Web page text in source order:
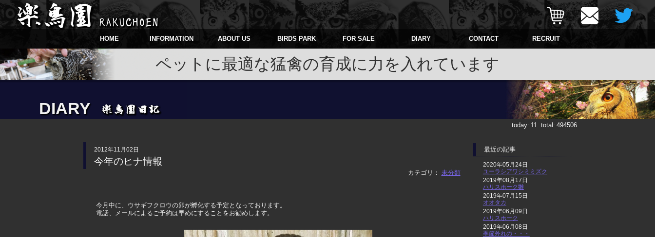
HOME INFORMATION ABOUT US BIRDS PARK FOR SALE DIARY CONTACT RECRUIT
ペットに最適な猛禽の育成に力を入れています
DIARY
today: 11 total: 494506
2012年11月02日
今年のヒナ情報
カテゴリ： 未分類
今月中に、ウサギフクロウの卵が孵化する予定となっております。
電話、メールによるご予約は早めにすることをお勧めします。
最近の記事
2020年05月24日
ユーラシアワシミミズク
2019年08月17日
ハリスホーク雛
2019年07月15日
オオタカ
2019年06月09日
ハリスホーク
2019年06月08日
季節外れの・・・